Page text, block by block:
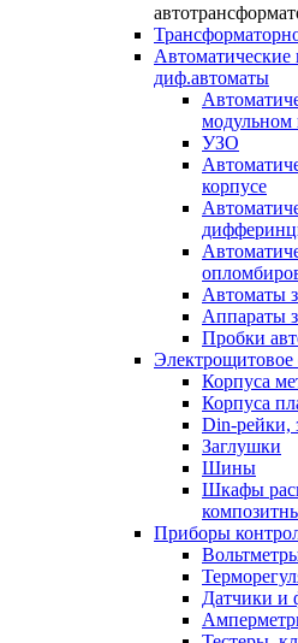
диф.автоматы
модульном
УЗО
корпусе
Автоматы
Аппараты
Пробки
Электрощитовое
Корпуса
Корпуса
Din-рейки,
Заглушки
Шины
Шкафы
Приборы
Датчики и